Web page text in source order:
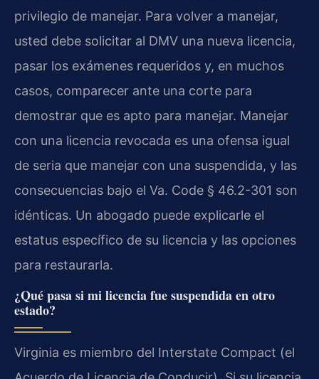
privilegio de manejar. Para volver a manejar,
usted debe solicitar al DMV una nueva licencia,
pasar los exámenes requeridos y, en muchos
casos, comparecer ante una corte para
demostrar que es apto para manejar. Manejar
con una licencia revocada es una ofensa igual
de seria que manejar con una suspendida, y las
consecuencias bajo el Va. Code § 46.2-301 son
idénticas. Un abogado puede explicarle el
estatus específico de su licencia y las opciones
para restaurarla.
¿Qué pasa si mi licencia fue suspendida en otro
estado?
Virginia es miembro del Interstate Compact (el